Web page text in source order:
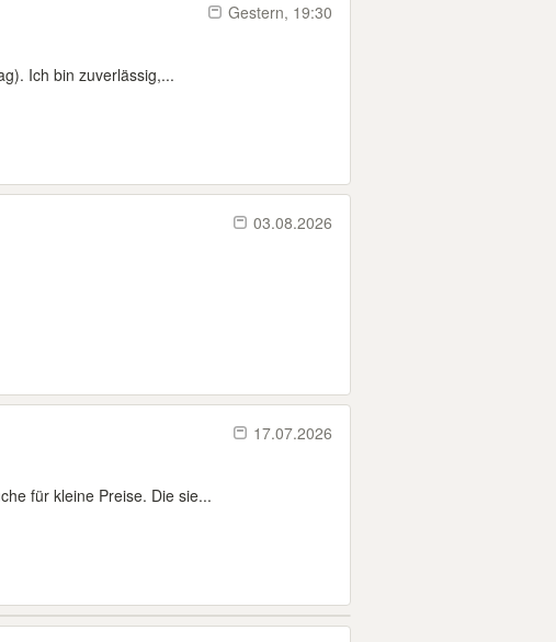
Gestern, 19:30
Ich bin zuverlässig,...
03.08.2026
17.07.2026
für kleine Preise. Die sie...